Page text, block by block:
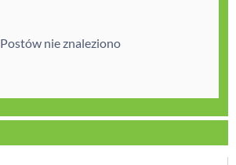
Postów nie znaleziono